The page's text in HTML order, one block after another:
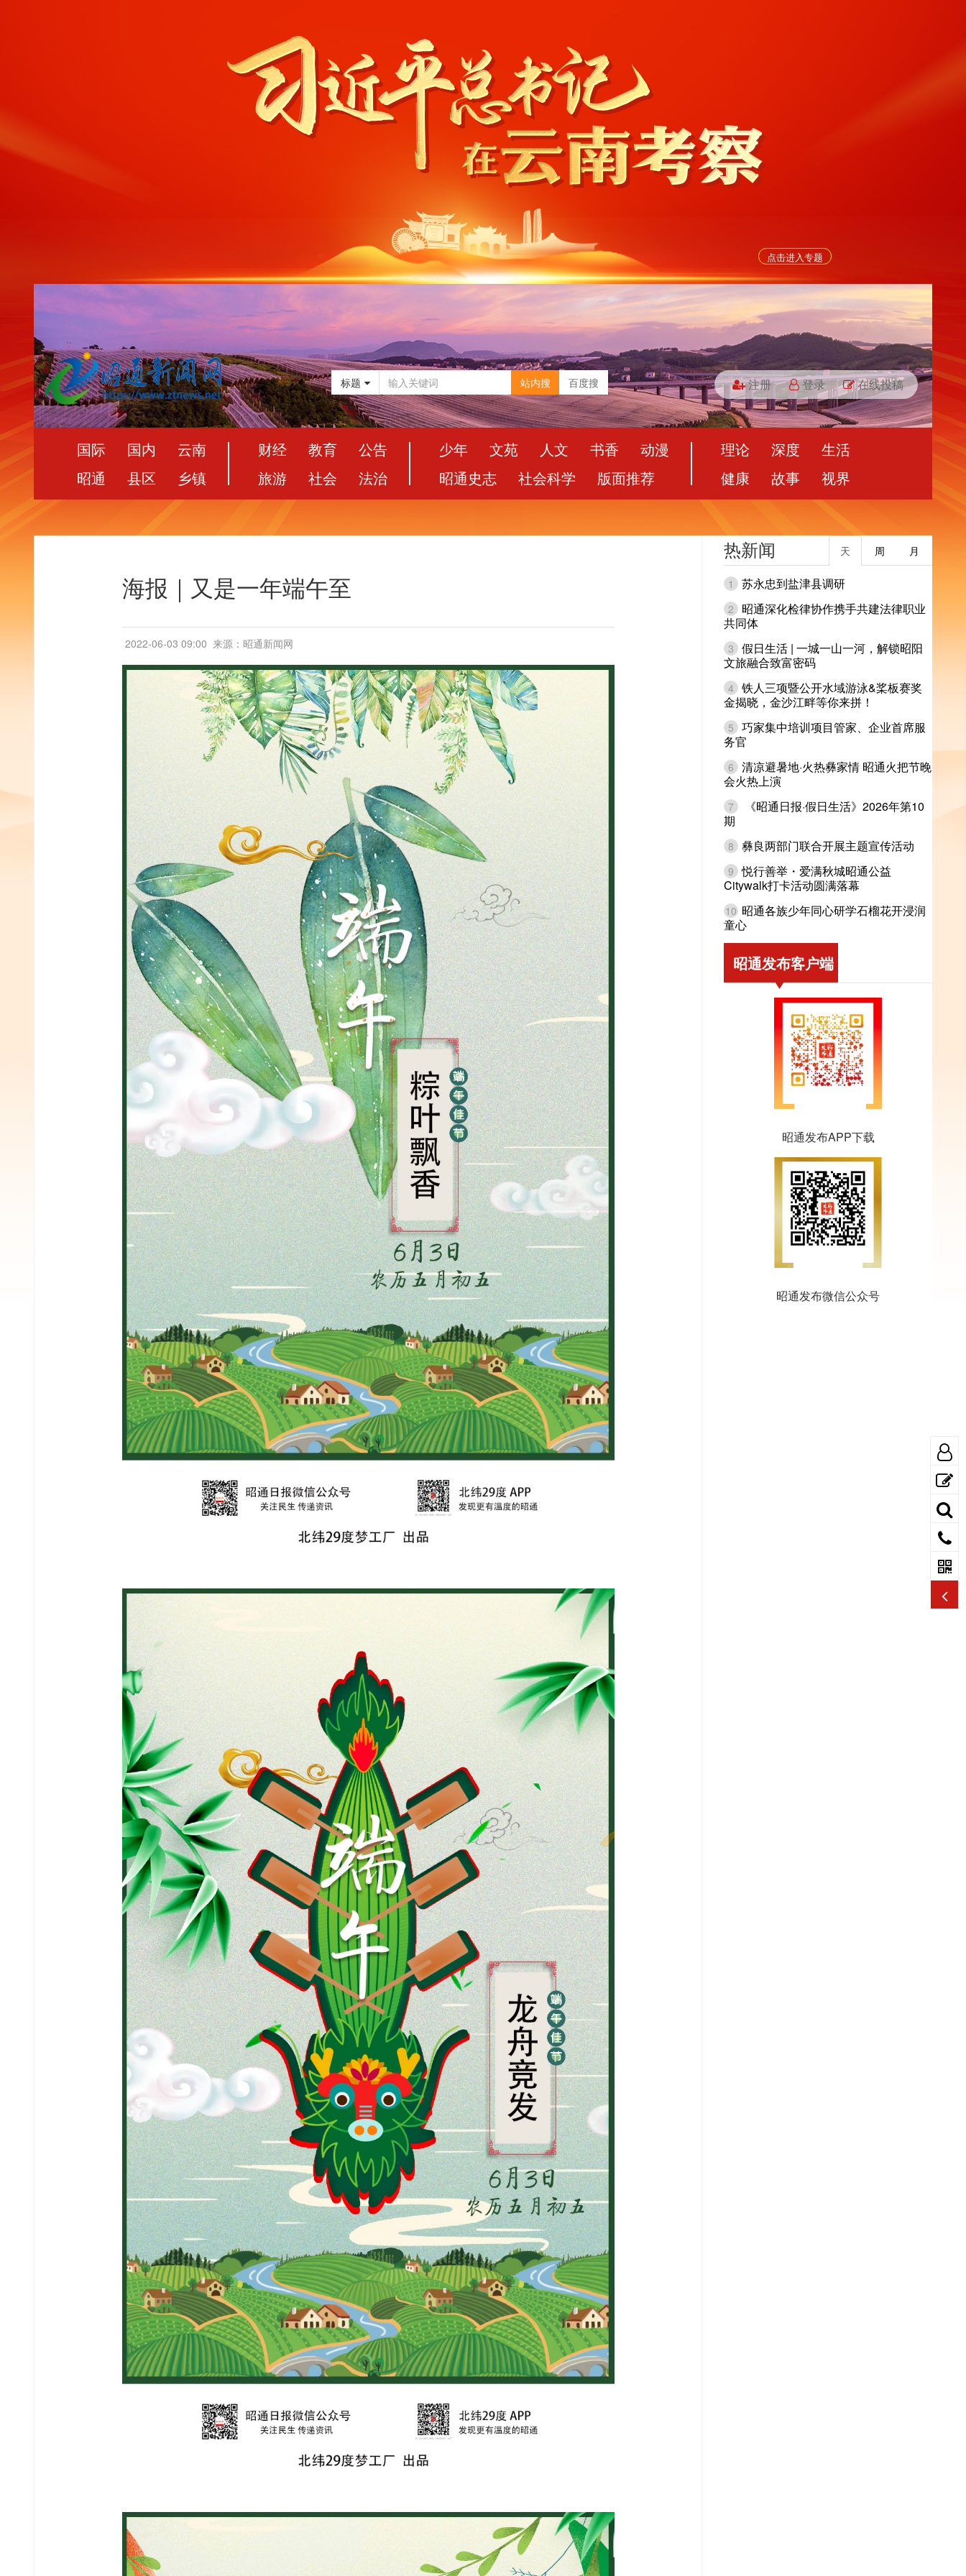
点击进入专题
标题 站内搜 百度搜 注册 登录 在线投稿
国际 国内
云南
昭通
县区 乡镇
财经 教育
公告
旅游
社会 法治
少年 文苑 人文 书香
动漫
昭通史志
社会科学 版面推荐
理论 深度
生活
健康
故事 视界
海报｜又是一年端午至
2022-06-03 09:00 来源：昭通新闻网
热新闻 月
周
天
1 苏永忠到盐津县调研
2
昭通深化检律协作携手共建法律职业
共同体
3 假日生活 | 一城一山一河，解锁昭阳
文旅融合致富密码
4 铁人三项暨公开水域游泳&桨板赛奖
金揭晓，金沙江畔等你来拼！
5 巧家集中培训项目管家、企业首席服
务官
6 清凉避暑地·火热彝家情 昭通火把节晚
会火热上演
7
《昭通日报·假日生活》2026年第10
期
8 彝良两部门联合开展主题宣传活动
9 悦行善举・爱满秋城昭通公益
Citywalk打卡活动圆满落幕
10 昭通各族少年同心研学石榴花开浸润
童心
昭通发布客户端
昭通发布APP下载
昭通发布微信公众号